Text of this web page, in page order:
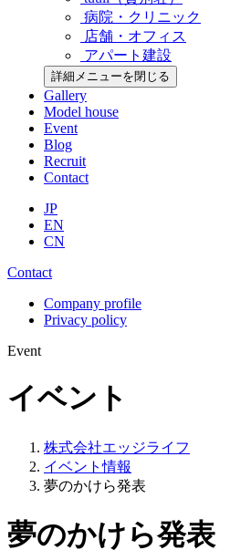
病院・クリニック
店舗・オフィス
アパート建設
詳細メニューを閉じる
Gallery
Model house
Event
Blog
Recruit
Contact
JP
EN
CN
Contact
Company profile
Privacy policy
Event
イベント
株式会社エッジライフ
イベント情報
夢のかけら発表
夢のかけら発表